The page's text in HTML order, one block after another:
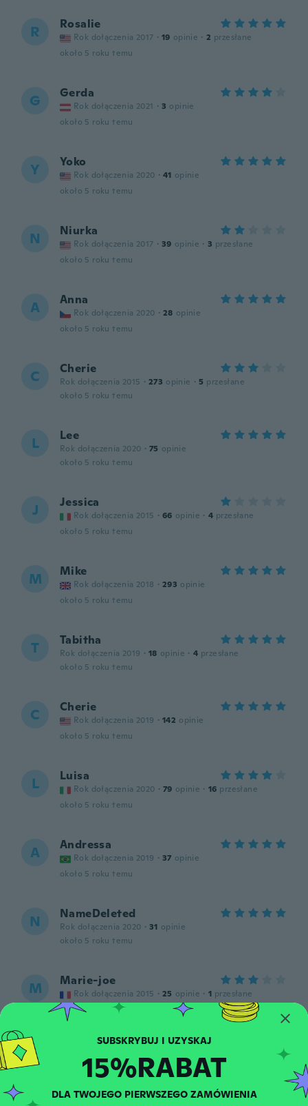
R Rosalie
Rok dołączenia 2017 · 19 opinie · 2 przesłane
około 5 roku temu
G Gerda
Rok dołączenia 2021 · 3 opinie
około 5 roku temu
Y Yoko
Rok dołączenia 2020 · 41 opinie
około 5 roku temu
N Niurka
Rok dołączenia 2017 · 39 opinie · 3 przesłane
około 5 roku temu
A Anna
Rok dołączenia 2020 · 28 opinie
około 5 roku temu
C Cherie
Rok dołączenia 2015 · 273 opinie · 5 przesłane
około 5 roku temu
L Lee
Rok dołączenia 2020 · 75 opinie
około 5 roku temu
J Jessica
Rok dołączenia 2015 · 66 opinie · 4 przesłane
około 5 roku temu
M Mike
Rok dołączenia 2018 · 293 opinie
około 5 roku temu
T Tabitha
Rok dołączenia 2019 · 18 opinie · 4 przesłane
około 5 roku temu
C Cherie
Rok dołączenia 2019 · 142 opinie
około 5 roku temu
L Luisa
Rok dołączenia 2020 · 79 opinie · 16 przesłane
około 5 roku temu
A Andressa
Rok dołączenia 2019 · 37 opinie
około 5 roku temu
N NameDeleted
Rok dołączenia 2020 · 31 opinie
około 5 roku temu
M Marie-joe
Rok dołączenia 2015 · 25 opinie · 1 przesłane
około 5 roku temu
M Rok dołączenia 2020 · 6 opinie
około 5 roku temu
15%RABAT
DLA TWOJEGO PIERWSZEGO ZAMÓWIENIA